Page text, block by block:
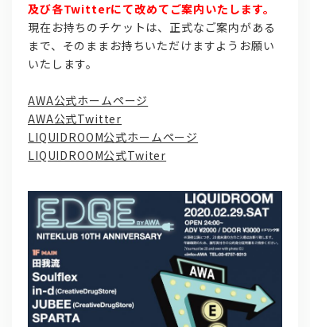
及び各Twitterにて改めてご案内いたします。
現在お持ちのチケットは、正式なご案内がある
まで、そのままお持ちいただけますようお願い
いたします。
AWA公式ホームページ
AWA公式Twitter
LIQUIDROOM公式ホームページ
LIQUIDROOM公式Twiter